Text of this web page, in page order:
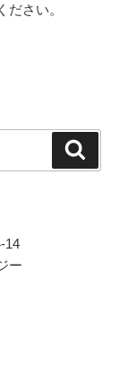
さい。
14
ー